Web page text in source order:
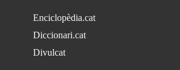
Enciclopèdia.cat
Diccionari.cat
Divulcat